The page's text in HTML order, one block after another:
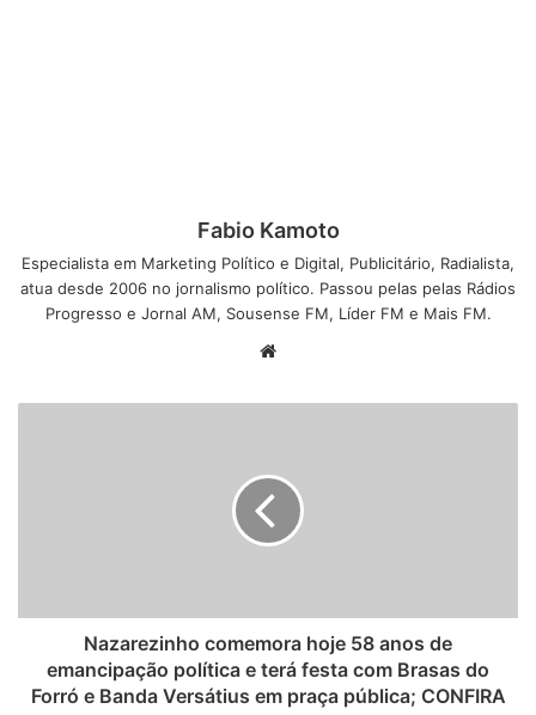
Fabio Kamoto
Especialista em Marketing Político e Digital, Publicitário, Radialista,
atua desde 2006 no jornalismo político. Passou pelas pelas Rádios
Progresso e Jornal AM, Sousense FM, Líder FM e Mais FM.
b
Nazarezinho comemora hoje 58 anos de
emancipação política e terá festa com Brasas do
Forró e Banda Versátius em praça pública; CONFIRA